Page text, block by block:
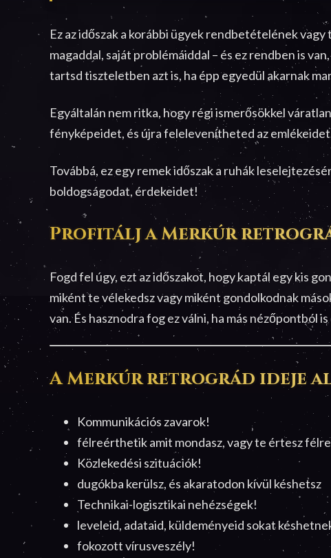
Ez az időszak a korábbi ügyek rendbetételének
magaddal, saját problémáiddal – és ez rendben is
tartsd tiszteletben azt is, ha épp egyedül akarnak
Egyáltalán nem ritka, hogy régi ismerősökkel
fényképeidet, és újra felelevenítheted az
Továbbá, ez egy remek időszak a ruhák
boldogságodat, érdekeidet!
Profitálj a Merkúr
Fogd fel úgy, ezt az időszakot, hogy kaptál egy kis
miként te vélekedsz vagy miként gondolkodnak
van. És hasznodra fog ez válni, ha más
A Merkúr retrográd ideje
Kommunikációs zavarok!
félreérthetik amit mondasz, vagy te értesz
Közlekedési szituációk!
dugókba kerülsz, és akaratodon kívül késhetsz
Technikai-logisztikai nehézségek!
leveleid, adataid, küldeményeid sokat
fokozott vírusveszély!